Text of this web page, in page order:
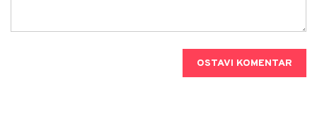
OSTAVI KOMENTAR